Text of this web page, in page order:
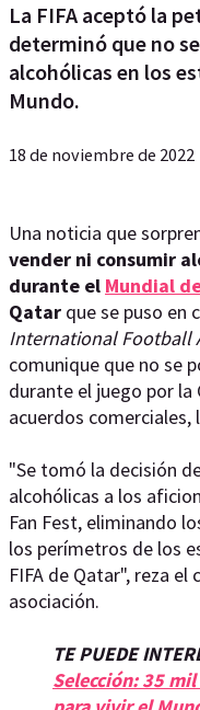
La FIFA aceptó la
determinó que no
alcohólicas en los
Mundo.
18 de noviembre de 2022
Una noticia que
vender ni consumir
durante el Mundial
Qatar que se puso en
International Football
comunique que no se
durante el juego por la
acuerdos comerciales,
"Se tomó la decisión
alcohólicas a los
Fan Fest, eliminando
los perímetros de los
FIFA de Qatar", reza
asociación.
TE PUEDE
Selección: 35